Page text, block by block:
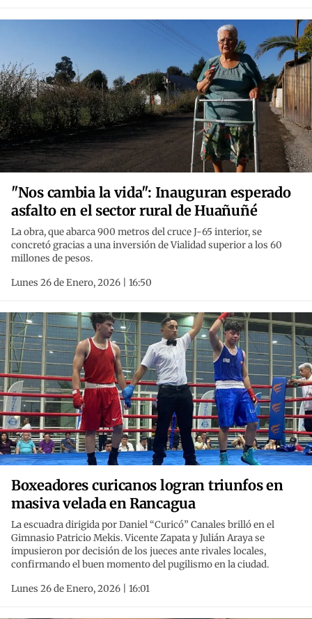
"Nos cambia la vida": Inauguran esperado
asfalto en el sector rural de Huañuñé
La obra, que abarca 900 metros del cruce J-65 interior, se
concretó gracias a una inversión de Vialidad superior a los 60
millones de pesos.
Lunes 26 de Enero, 2026 | 16:50
Boxeadores curicanos logran triunfos en
masiva velada en Rancagua
La escuadra dirigida por Daniel “Curicó” Canales brilló en el
Gimnasio Patricio Mekis. Vicente Zapata y Julián Araya se
impusieron por decisión de los jueces ante rivales locales,
confirmando el buen momento del pugilismo en la ciudad.
Lunes 26 de Enero, 2026 | 16:01